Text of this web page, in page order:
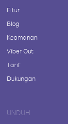
Fitur
Blog
Keamanan
Viber Out
Tarif
Dukungan
UNDUH